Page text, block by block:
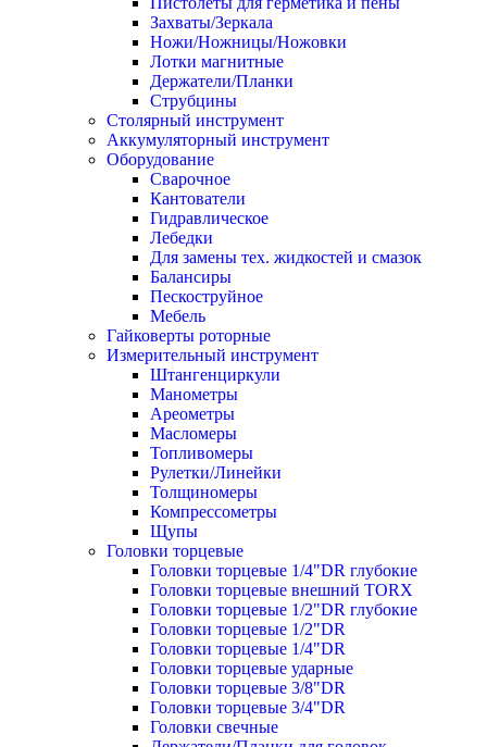
Захваты/Зеркала
Ножи/Ножницы/Ножовки
Лотки магнитные
Держатели/Планки
Струбцины
Столярный инструмент
Аккумуляторный инструмент
Оборудование
Сварочное
Кантователи
Гидравлическое
Лебедки
Для замены тех. жидкостей и смазок
Балансиры
Пескоструйное
Мебель
Гайковерты роторные
Измерительный инструмент
Штангенциркули
Манометры
Ареометры
Масломеры
Топливомеры
Рулетки/Линейки
Толщиномеры
Компрессометры
Щупы
Головки торцевые
Головки торцевые 1/4"DR глубокие
Головки торцевые внешний TORX
Головки торцевые 1/2"DR глубокие
Головки торцевые 1/2"DR
Головки торцевые 1/4"DR
Головки торцевые ударные
Головки торцевые 3/8"DR
Головки торцевые 3/4"DR
Головки свечные